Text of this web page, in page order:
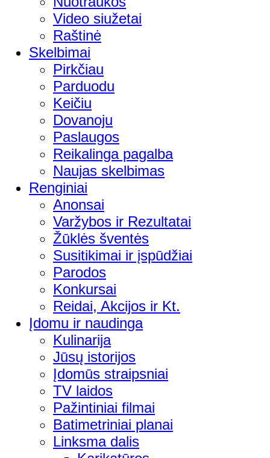
Video siužetai
Raštinė
Skelbimai
Pirkčiau
Parduodu
Keičiu
Dovanoju
Paslaugos
Reikalinga pagalba
Naujas skelbimas
Renginiai
Anonsai
Varžybos ir Rezultatai
Žūklės šventės
Susitikimai ir įspūdžiai
Parodos
Konkursai
Reidai, Akcijos ir Kt.
Įdomu ir naudinga
Kulinarija
Jūsų istorijos
Įdomūs straipsniai
TV laidos
Pažintiniai filmai
Batimetriniai planai
Linksma dalis